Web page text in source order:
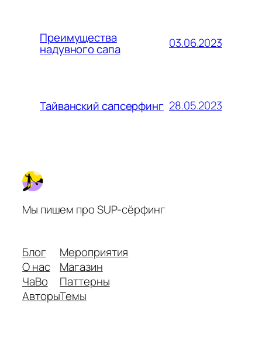
Преимущества
надувного сапа 03.06.2023
Тайванский сапсерфинг 28.05.2023
Мы пишем про SUP-сёрфинг
Блог
О нас
ЧаВо
Авторы
Мероприятия
Магазин
Паттерны
Темы